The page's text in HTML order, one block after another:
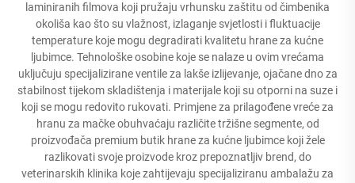
laminiranih filmova koji pružaju vrhunsku zaštitu od čimbenika
okoliša kao što su vlažnost, izlaganje svjetlosti i fluktuacije
temperature koje mogu degradirati kvalitetu hrane za kućne
ljubimce. Tehnološke osobine koje se nalaze u ovim vrećama
uključuju specijalizirane ventile za lakše izlijevanje, ojačane dno za
stabilnost tijekom skladištenja i materijale koji su otporni na suze i
koji se mogu redovito rukovati. Primjene za prilagođene vreće za
hranu za mačke obuhvaćaju različite tržišne segmente, od
proizvođača premium butik hrane za kućne ljubimce koji žele
razlikovati svoje proizvode kroz prepoznatljiv brend, do
veterinarskih klinika koje zahtijevaju specijaliziranu ambalažu za